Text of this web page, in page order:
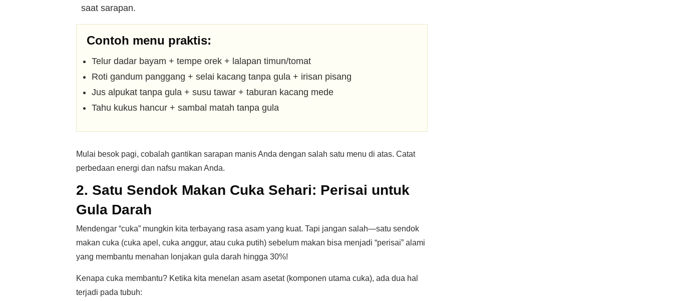
saat sarapan.
Contoh menu praktis:
Telur dadar bayam + tempe orek + lalapan timun/tomat
Roti gandum panggang + selai kacang tanpa gula + irisan pisang
Jus alpukat tanpa gula + susu tawar + taburan kacang mede
Tahu kukus hancur + sambal matah tanpa gula
Mulai besok pagi, cobalah gantikan sarapan manis Anda dengan salah satu menu di atas. Catat
perbedaan energi dan nafsu makan Anda.
2. Satu Sendok Makan Cuka Sehari: Perisai untuk
Gula Darah
Mendengar “cuka” mungkin kita terbayang rasa asam yang kuat. Tapi jangan salah—satu sendok
makan cuka (cuka apel, cuka anggur, atau cuka putih) sebelum makan bisa menjadi “perisai” alami
yang membantu menahan lonjakan gula darah hingga 30%!
Kenapa cuka membantu? Ketika kita menelan asam asetat (komponen utama cuka), ada dua hal
terjadi pada tubuh: